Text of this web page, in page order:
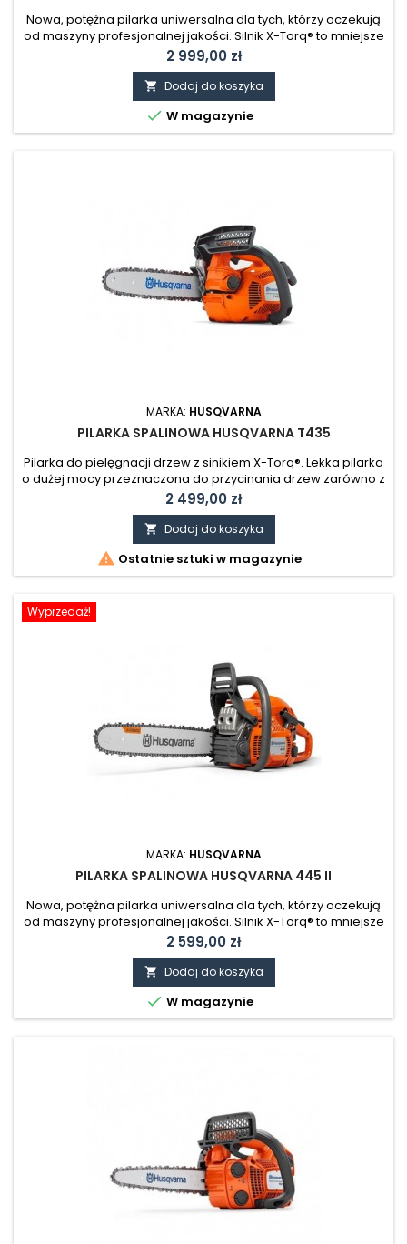
Nowa, potężna pilarka uniwersalna dla tych, którzy oczekują
od maszyny profesjonalnej jakości. Silnik X-Torq® to mniejsze
zużycie paliwa oraz zmniejszona emisja zanieczyszczeń.
Wyłącznik powracający automatycznie do pozycji wyjściowej
oraz widoczny poziom paliwa ułatwiają obsługę pilarki.
Cena
2 999,00 zł
 Dodaj do koszyka
 W magazynie
MARKA: HUSQVARNA
PILARKA SPALINOWA HUSQVARNA T435
Pilarka do pielęgnacji drzew z sinikiem X-Torq®. Lekka pilarka
o dużej mocy przeznaczona do przycinania drzew zarówno z
ziemi jak i z podnośnika. Niska waga i dobrze wyważony
korpus ułatwiają pracę.
Cena
2 499,00 zł
 Dodaj do koszyka
 Ostatnie sztuki w magazynie
Wyprzedaż!
MARKA: HUSQVARNA
PILARKA SPALINOWA HUSQVARNA 445 II
Nowa, potężna pilarka uniwersalna dla tych, którzy oczekują
od maszyny profesjonalnej jakości. Silnik X-Torq® to mniejsze
zużycie paliwa oraz zmniejszona emisja zanieczyszczeń.
Wyłącznik powracający automatycznie do pozycji wyjściowej
oraz widoczny poziom paliwa ułatwiają obsługę pilarki.
Posiada funkcję Smart Start® oraz pompkę paliwa, które
zapewniają...
Cena
2 599,00 zł
 Dodaj do koszyka
 W magazynie